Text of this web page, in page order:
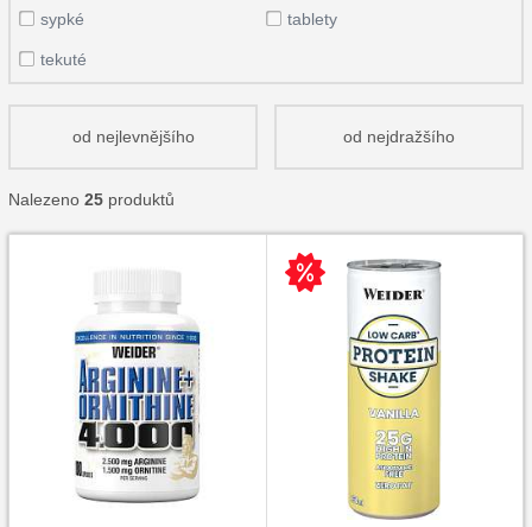
sypké tablety
tekuté
od nejlevnějšího od nejdražšího
Nalezeno 25 produktů